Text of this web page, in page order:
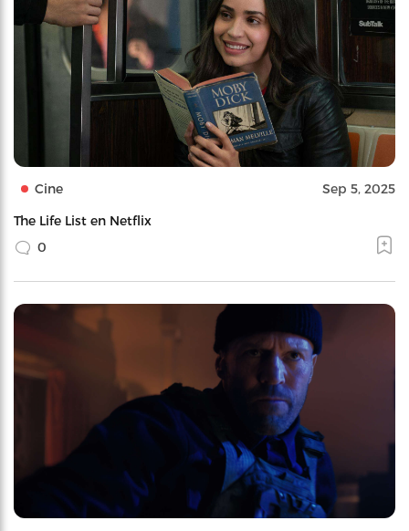
Cine Sep 5, 2025
The Life List en Netflix
0